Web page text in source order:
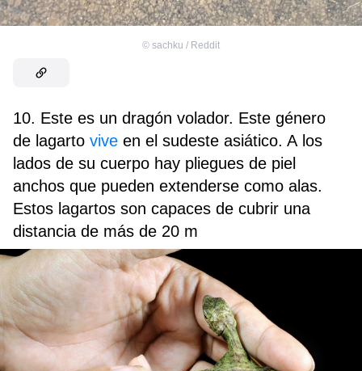
© sachku / Reddit
10. Este es un dragón volador. Este género
de lagarto vive en el sudeste asiático. A los
lados de su cuerpo hay pliegues de piel
anchos que pueden extenderse como alas.
Estos lagartos son capaces de cubrir una
distancia de más de 20 m